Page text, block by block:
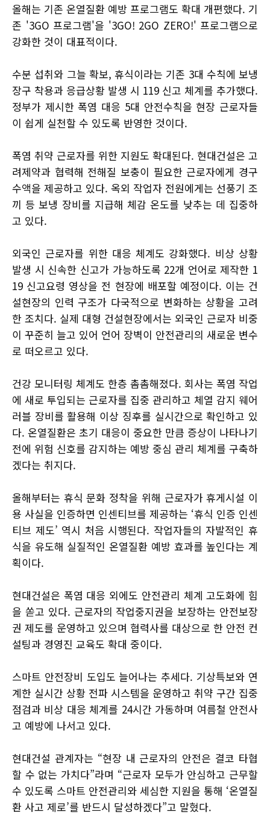
올해는 기존 온열질환 예방 프로그램도 확대 개편했다. 기
존 '3GO 프로그램'을 '3GO! 2GO ZERO!' 프로그램으로
강화한 것이 대표적이다.
수분 섭취와 그늘 확보, 휴식이라는 기존 3대 수칙에 보냉
장구 착용과 응급상황 발생 시 119 신고 체계를 추가했다.
정부가 제시한 폭염 대응 5대 안전수칙을 현장 근로자들
이 쉽게 실천할 수 있도록 반영한 것이다.
폭염 취약 근로자를 위한 지원도 확대된다. 현대건설은 고
려제약과 협력해 전해질 보충이 필요한 근로자에게 경구
수액을 제공하고 있다. 옥외 작업자 전원에게는 선풍기 조
끼 등 보냉 장비를 지급해 체감 온도를 낮추는 데 집중하
고 있다.
외국인 근로자를 위한 대응 체계도 강화했다. 비상 상황
발생 시 신속한 신고가 가능하도록 22개 언어로 제작한 1
19 신고요령 영상을 전 현장에 배포할 예정이다. 이는 건
설현장의 인력 구조가 다국적으로 변화하는 상황을 고려
한 조치다. 실제 대형 건설현장에서는 외국인 근로자 비중
이 꾸준히 늘고 있어 언어 장벽이 안전관리의 새로운 변수
로 떠오르고 있다.
건강 모니터링 체계도 한층 촘촘해졌다. 회사는 폭염 작업
에 새로 투입되는 근로자를 집중 관리하고 체열 감지 웨어
러블 장비를 활용해 이상 징후를 실시간으로 확인하고 있
다. 온열질환은 초기 대응이 중요한 만큼 증상이 나타나기
전에 위험 신호를 감지하는 예방 중심 관리 체계를 구축하
겠다는 취지다.
올해부터는 휴식 문화 정착을 위해 근로자가 휴게시설 이
용 사실을 인증하면 인센티브를 제공하는 ‘휴식 인증 인센
티브 제도’ 역시 처음 시행된다. 작업자들의 자발적인 휴
식을 유도해 실질적인 온열질환 예방 효과를 높인다는 계
획이다.
현대건설은 폭염 대응 외에도 안전관리 체계 고도화에 힘
을 쏟고 있다. 근로자의 작업중지권을 보장하는 안전보장
권 제도를 운영하고 있으며 협력사를 대상으로 한 안전 컨
설팅과 경영진 교육도 확대 중이다.
스마트 안전장비 도입도 늘어나는 추세다. 기상특보와 연
계한 실시간 상황 전파 시스템을 운영하고 취약 구간 집중
점검과 비상 대응 체계를 24시간 가동하며 여름철 안전사
고 예방에 나서고 있다.
현대건설 관계자는 “현장 내 근로자의 안전은 결코 타협
할 수 없는 가치다”라며 “근로자 모두가 안심하고 근무할
수 있도록 스마트 안전관리와 세심한 지원을 통해 ‘온열질
환 사고 제로’를 반드시 달성하겠다”고 말혔다.